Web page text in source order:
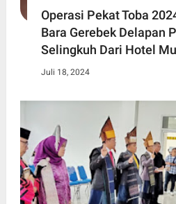
Operasi Pekat Toba
Bara Gerebek Delapan
Selingkuh Dari Hotel
Juli 18, 2024